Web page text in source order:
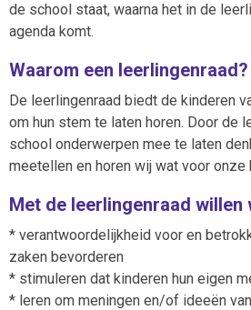
de school staat, waarna het in de
agenda komt.
Waarom een leerlingenraad?
De leerlingenraad biedt de kinderen
om hun stem te laten horen. Door de
school onderwerpen mee te laten
meetellen en horen wij wat voor onze
Met de leerlingenraad willen
* verantwoordelijkheid voor en
zaken bevorderen
* stimuleren dat kinderen hun eigen
* leren om meningen en/of ideeën